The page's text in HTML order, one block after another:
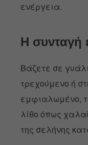
ενέργεια.
Η συνταγή
Βάζετε σε
τρεχούμενο ή
εμφιαλωμένο,
λίθο όπως
της σελήνης